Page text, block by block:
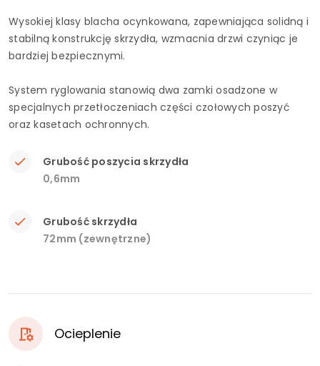
Wysokiej klasy blacha ocynkowana, zapewniająca solidną i
stabilną konstrukcję skrzydła, wzmacnia drzwi czyniąc je
bardziej bezpiecznymi.
System ryglowania stanowią dwa zamki osadzone w
specjalnych przetłoczeniach części czołowych poszyć
oraz kasetach ochronnych.
Grubość poszycia skrzydła
0,6mm
Grubość skrzydła
72mm (zewnętrzne)
Ocieplenie